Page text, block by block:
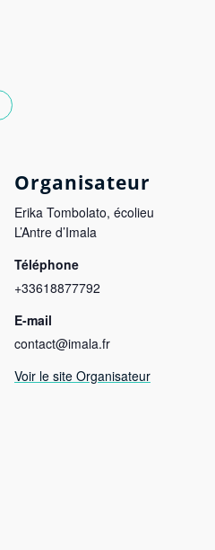
Organisateur
Erika Tombolato, écolieu
L’Antre d’Imala
Téléphone
+33618877792
E-mail
contact@imala.fr
Voir le site Organisateur